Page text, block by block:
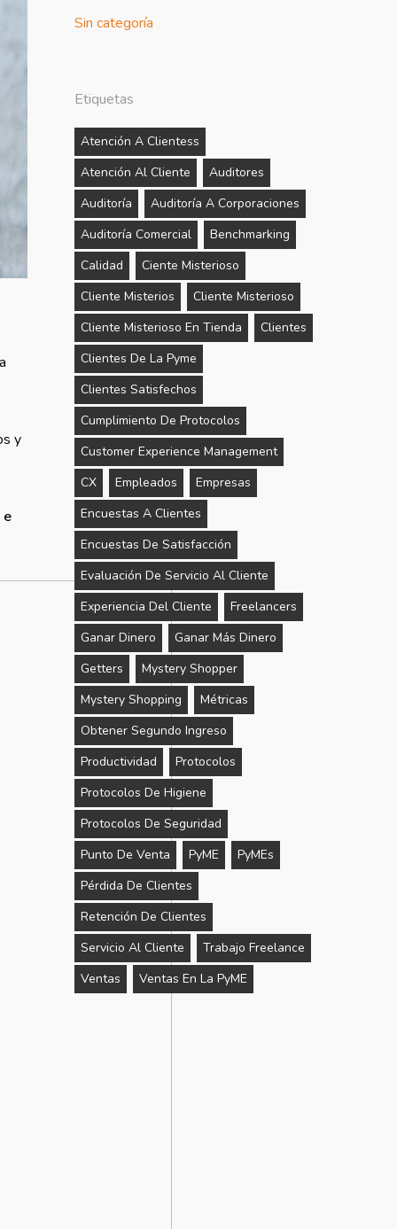
y
e
Sin categoría
Etiquetas
Atención A Clientess
Atención Al Cliente
Auditores
Auditoría
Auditoría A Corporaciones
Auditoría Comercial
Benchmarking
Calidad
Ciente Misterioso
Cliente Misterios
Cliente Misterioso
Cliente Misterioso En Tienda
Clientes
Clientes De La Pyme
Clientes Satisfechos
Cumplimiento De Protocolos
Customer Experience Management
CX
Empleados
Empresas
Encuestas A Clientes
Encuestas De Satisfacción
Evaluación De Servicio Al Cliente
Experiencia Del Cliente
Freelancers
Ganar Dinero
Ganar Más Dinero
Getters
Mystery Shopper
Mystery Shopping
Métricas
Obtener Segundo Ingreso
Productividad
Protocolos
Protocolos De Higiene
Protocolos De Seguridad
Punto De Venta
PyME
PyMEs
Pérdida De Clientes
Retención De Clientes
Servicio Al Cliente
Trabajo Freelance
Ventas
Ventas En La PyME